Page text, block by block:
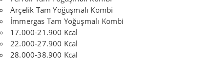
Arçelik Tam Yoğuşmalı Kombi
İmmergas Tam Yoğuşmalı Kombi
17.000-21.900 Kcal
22.000-27.900 Kcal
28.000-38.900 Kcal